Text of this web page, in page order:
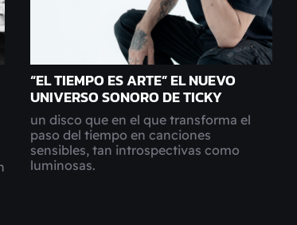
“EL TIEMPO ES ARTE” EL NUEVO
UNIVERSO SONORO DE TICKY
un disco que en el que transforma el
paso del tiempo en canciones
sensibles, tan introspectivas como
luminosas.